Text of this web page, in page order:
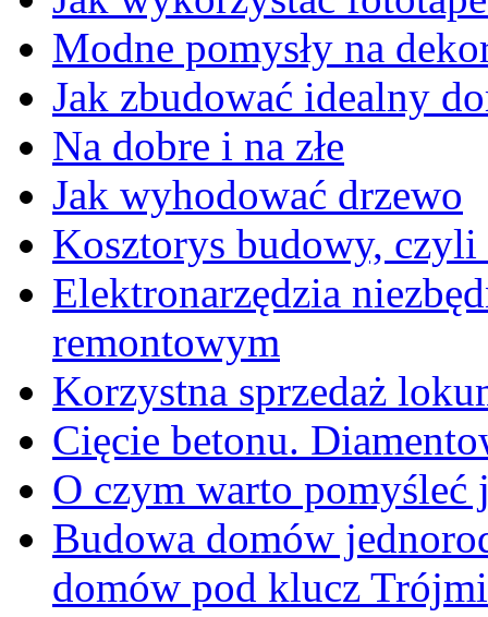
Modne pomysły na
Jak zbudować idealny
Na dobre i na złe
Jak wyhodować drzewo
Kosztorys budowy, czyli
Elektronarzędzia
remontowym
Korzystna sprzedaż
Cięcie betonu.
O czym warto pomyśleć
Budowa domów
domów pod klucz